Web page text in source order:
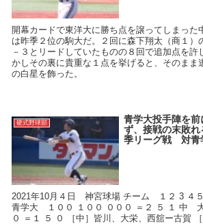
開幕カードで東洋大に勝ち点を譲ってしまった
は昨季２位の駒大だ。２回に森下翔太（商１）
－３とリードしていたものの８回で追加点を許
かしその裏に貴重な１点を挙げると、そのまま
の白星を飾った。
硬式野球部
青学大投手陣を
ず、接戦の末敗
季リーグ戦 対青
2021年10月４日 神宮球場 チーム １２ 3 ４
青学大 １００ １００ ０００ ＝２ ５ １ 中
０ ＝１ ５ ０ ［中］皆川、大栄、西舘ー古賀